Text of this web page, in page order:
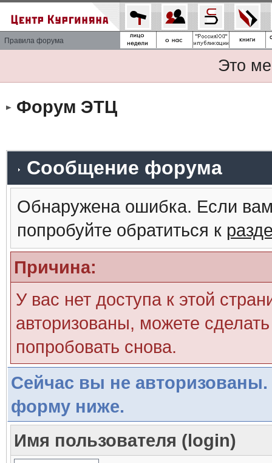
Правила форума
Это
Форум ЭТЦ
Сообщение форума
Обнаружена ошибка. Если
попробуйте обратиться к
Причина:
У вас нет доступа к этой
авторизованы, можете
попробовать снова.
Сейчас вы не авторизованы.
форму ниже.
Имя пользователя (login)